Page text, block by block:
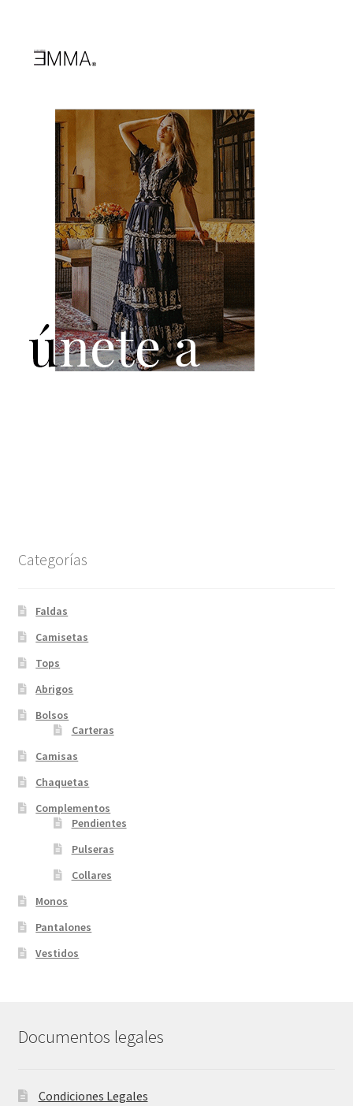
Categorías
Faldas
Camisetas
Tops
Abrigos
Bolsos
Carteras
Camisas
Chaquetas
Complementos
Pendientes
Pulseras
Collares
Monos
Pantalones
Vestidos
Documentos legales
Condiciones Legales